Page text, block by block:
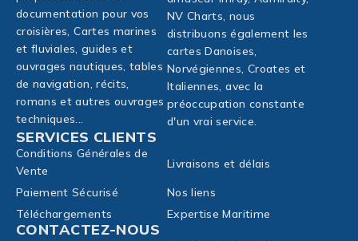
documentation pour vos
croisières, Cartes marines
et fluviales, guides et
ouvrages nautiques, tables
de navigation, récits,
romans et autres ouvrages
techniques...
NV Charts, nous
distribuons également les
cartes Danoises,
Norvégiennes, Croates et
Italiennes, avec la
préoccupation constante
d'un vrai service.
SERVICES CLIENTS
Conditions Générales de
Vente
Livraisons et délais
Paiement Sécurisé
Nos liens
Téléchargements
Expertise Maritime
CONTACTEZ-NOUS